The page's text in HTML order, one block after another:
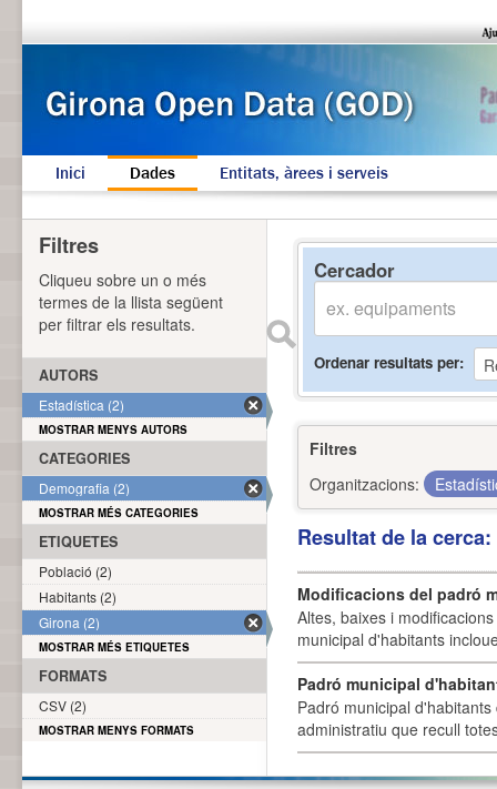
Inici Dades Entitats, àrees i serveis
Cercador
Ordenar resultats per
Filtres
Organitzacions:
Resultat de la
Modificacions del padró
Altes, baixes i
municipal d'habitants
Padró municipal
Padró municipal
administratiu que recull
Filtres
Cliqueu sobre un o més
termes de la llista següent
per filtrar els resultats.
AUTORS
Estadística (2)
MOSTRAR MENYS AUTORS
CATEGORIES
Demografia (2)
MOSTRAR MÉS CATEGORIES
ETIQUETES
Població (2)
Habitants (2)
Girona (2)
MOSTRAR MÉS ETIQUETES
FORMATS
CSV (2)
MOSTRAR MENYS FORMATS